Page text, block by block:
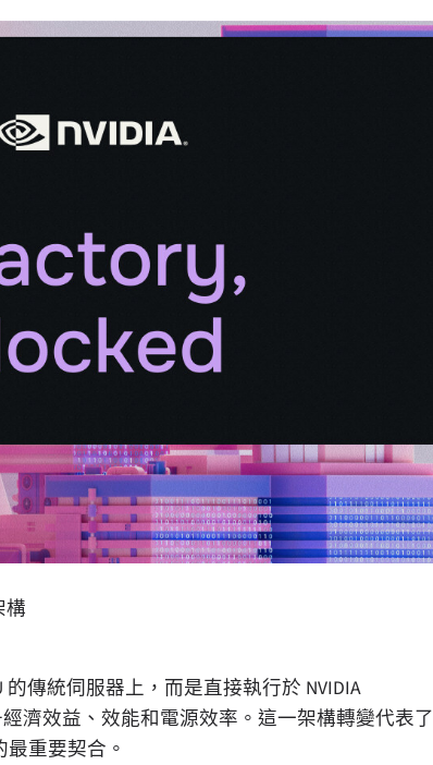
構
傳統伺服器上，而是直接執行於 NVIDIA
濟效益、效能和電源效率。這一架構轉變代表了
最重要契合。